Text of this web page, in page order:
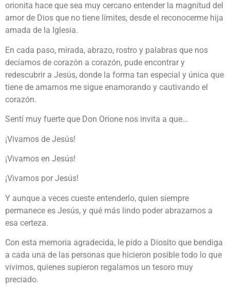
orionita hace que sea muy cercano entender la magnitud del
amor de Dios que no tiene límites, desde el reconocerme hija
amada de la Iglesia.
En cada paso, mirada, abrazo, rostro y palabras que nos
decíamos de corazón a corazón, pude encontrar y
redescubrir a Jesús, donde la forma tan especial y única que
tiene de amarnos me sigue enamorando y cautivando el
corazón.
Sentí muy fuerte que Don Orione nos invita a que…
¡Vivamos de Jesús!
¡Vivamos en Jesús!
¡Vivamos por Jesús!
Y aunque a veces cueste entenderlo, quien siempre
permanece es Jesús, y qué más lindo poder abrazarnos a
esa certeza.
Con esta memoria agradecida, le pido a Diosito que bendiga
a cada una de las personas que hicieron posible todo lo que
vivimos, quienes supieron regalarnos un tesoro muy
preciado.